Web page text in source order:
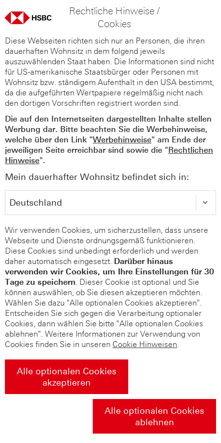
Rechtliche Hinweise /
Cookies
Diese Webseiten richten sich nur an Personen, die ihren
dauerhaften Wohnsitz in dem folgend jeweils
auszuwählenden Staat haben. Die Informationen sind nicht
für US-amerikanische Staatsbürger oder Personen mit
Wohnsitz bzw. ständigem Aufenthalt in den USA bestimmt,
da die aufgeführten Wertpapiere regelmäßig nicht nach
den dortigen Vorschriften registriert worden sind.
Die auf den Internetseiten dargestellten Inhalte stellen
Werbung dar. Bitte beachten Sie die Werbehinweise,
welche über den Link "Werbehinweise" am Ende der
jeweiligen Seite erreichbar sind sowie die "Rechtlichen
Hinweise".
Mein dauerhafter Wohnsitz befindet sich in:
Wir verwenden Cookies, um sicherzustellen, dass unsere
Webseite und Dienste ordnungsgemäß funktionieren.
Diese Cookies sind unbedingt erforderlich und werden
daher automatisch eingesetzt. Darüber hinaus
verwenden wir Cookies, um Ihre Einstellungen für 30
Tage zu speichern. Dieser Cookie ist optional und Sie
können auswählen, ob Sie diesen akzeptieren möchten.
Wählen Sie dazu "Alle optionalen Cookies akzeptieren".
Entscheiden Sie sich gegen die Verarbeitung optionaler
Cookies, dann wählen Sie bitte "Alle optionalen Cookies
ablehnen". Weitere Informationen zur Verwendung von
Cookies finden Sie in unseren Cookie Hinweisen.
Alle optionalen Cookies
akzeptieren
Alle optionalen Cookies
ablehnen